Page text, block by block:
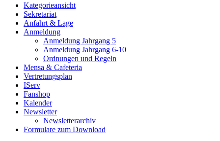
Kategorieansicht
Sekretariat
Anfahrt & Lage
Anmeldung
Anmeldung Jahrgang 5
Anmeldung Jahrgang 6-10
Ordnungen und Regeln
Mensa & Cafeteria
Vertretungsplan
IServ
Fanshop
Kalender
Newsletter
Newsletterarchiv
Formulare zum Download